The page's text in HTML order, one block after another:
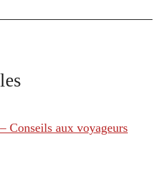
Conseils aux voyageurs